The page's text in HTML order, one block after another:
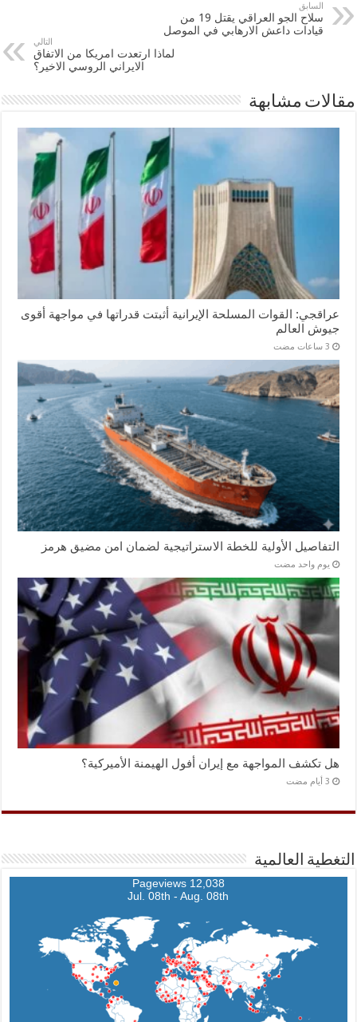
السابق
سلاح الجو العراقي يقتل 19 من
قيادات داعش الارهابي في الموصل
التالي
لماذا ارتعدت امريكا من الاتفاق
الايراني الروسي الاخير؟
مقالات مشابهة
عراقجي: القوات المسلحة الإيرانية أثبتت قدراتها في مواجهة أقوى
جيوش العالم
التفاصيل الأولية للخطة الاستراتيجية لضمان امن مضيق هرمز
‏يوم واحد مضت
هل تكشف المواجهة مع إيران أفول الهيمنة الأميركية؟
التغطية العالمية
12,038 Pageviews
Jul. 08th - Aug. 08th